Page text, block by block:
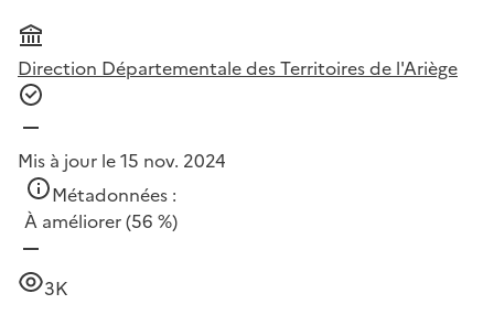
Direction Départementale des Territoires de l'Ariège
Mis à jour le 15 nov. 2024
Métadonnées :
À améliorer(56 %)
3K